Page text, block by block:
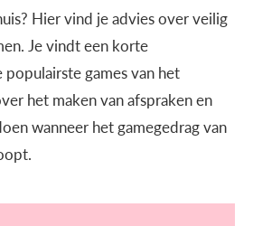
Hier vind je advies over veilig
Je vindt een korte
games van het
het maken van afspraken en
wanneer het gamegedrag van